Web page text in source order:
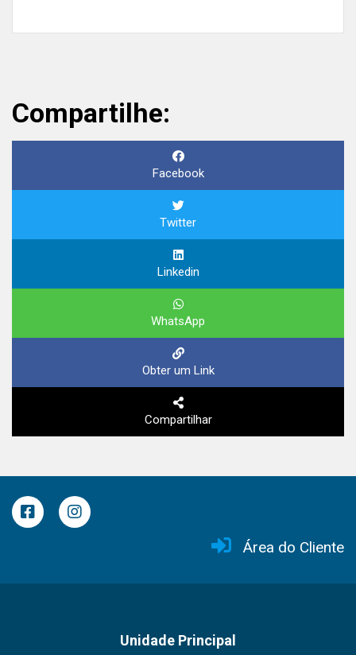
Compartilhe:
Facebook
Twitter
Linkedin
WhatsApp
Obter um Link
Compartilhar
Área do Cliente
Unidade Principal